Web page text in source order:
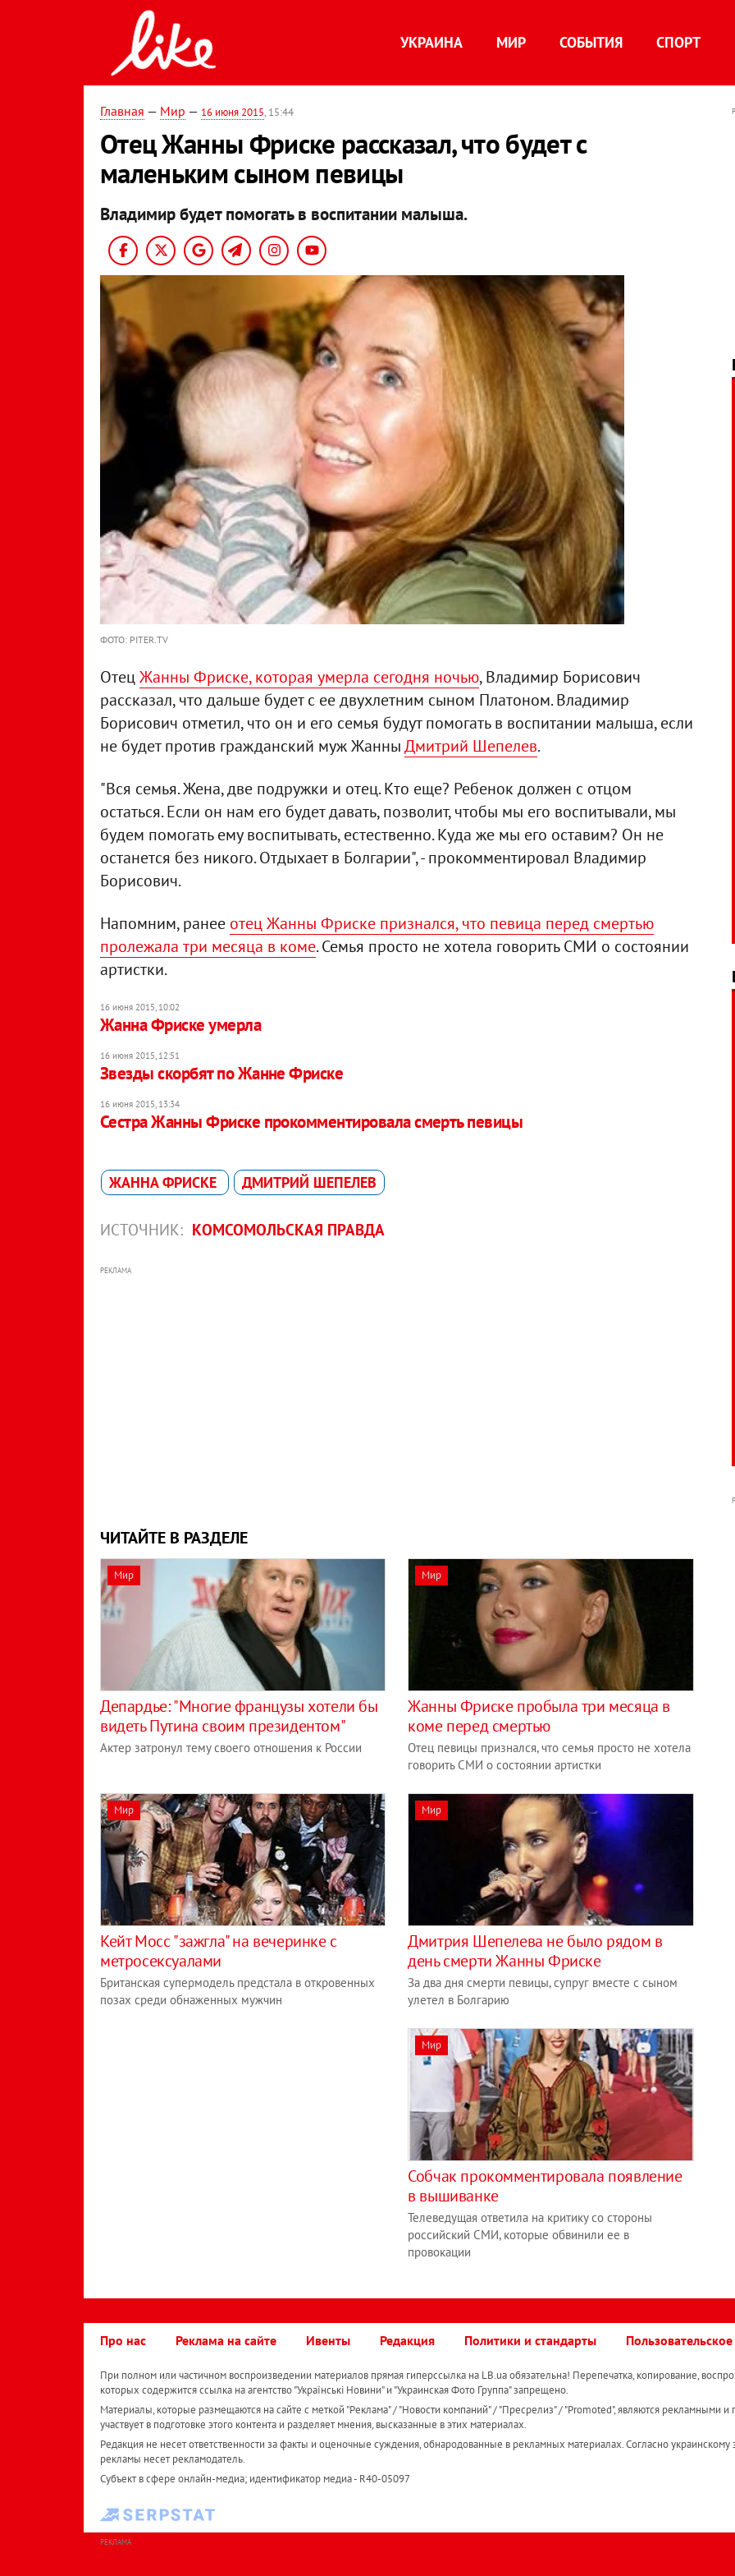
УКРАИНА МИР СОБЫТИЯ СПОРТ
Главная — Мир — 16 июня 2015, 15:44
Отец Жанны Фриске рассказал, что будет с
маленьким сыном певицы
Владимир будет помогать в воспитании малыша.
ФОТО: PITER.TV
ОтецЖанны Фриске, которая умерла сегодня ночью, Владимир Борисович
рассказал, что дальше будет с ее двухлетним сыном Платоном. Владимир
Борисович отметил, что он и его семья будут помогать в воспитании малыша, если
не будет против гражданский муж ЖанныДмитрий Шепелев.
"Вся семья. Жена, две подружки и отец. Кто еще? Ребенок должен с отцом
остаться. Если он нам его будет давать, позволит, чтобы мы его воспитывали, мы
будем помогать ему воспитывать, естественно. Куда же мы его оставим? Он не
останется без никого. Отдыхает в Болгарии", - прокомментировал Владимир
Борисович.
Напомним, ранее отец Жанны Фриске признался, что певица перед смертью
пролежала три месяца в коме. Семья просто не хотела говорить СМИ о состоянии
артистки.
16 июня 2015, 10:02
Жанна Фриске умерла
16 июня 2015, 12:51
Звезды скорбят по Жанне Фриске
16 июня 2015, 13:34
Сестра Жанны Фриске прокомментировала смерть певицы
ЖАННА ФРИСКЕ ДМИТРИЙ ШЕПЕЛЕВ
ИСТОЧНИК: КОМСОМОЛЬСКАЯ ПРАВДА
РЕКЛАМА
ЧИТАЙТЕ В РАЗДЕЛЕ
Мир
Депардье: "Многие французы хотели бы
видеть Путина своим президентом"
Актер затронул тему своего отношения к России
Мир
Жанны Фриске пробыла три месяца в
коме перед смертью
Отец певицы признался, что семья просто не хотела
говорить СМИ о состоянии артистки
Мир
Кейт Мосс "зажгла" на вечеринке с
метросексуалами
Британская супермодель предстала в откровенных
позах среди обнаженных мужчин
Мир
Дмитрия Шепелева не было рядом в
день смерти Жанны Фриске
За два дня смерти певицы, супруг вместе с сыном
улетел в Болгарию
Мир
Собчак прокомментировала появление
в вышиванке
Телеведущая ответила на критику со стороны
российский СМИ, которые обвинили ее в
провокации
Про нас Реклама на сайте Ивенты Редакция Политики и стандарты
При полном или частичном воспроизведении материалов прямая гиперссылка на LB.ua обязательна! Перепечатка, копирование,
которых содержится ссылка на агентство "Українськi Новини" и "Украинская Фото Группа" запрещено.
Материалы, которые размещаются на сайте с меткой "Реклама" / "Новости компаний" / "Пресрелиз" / "Promoted", являются рекламными и
участвует в подготовке этого контента и разделяет мнения, высказанные в этих материалах.
Редакция не несет ответственности за факты и оценочные суждения, обнародованные в рекламных материалах. Согласно украинскому
рекламы несет рекламодатель.
Субъект в сфере онлайн-медиа; идентификатор медиа - R40-05097
РЕКЛАМА